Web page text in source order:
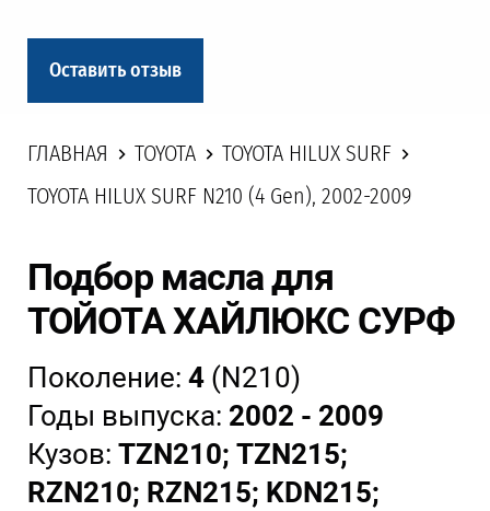
Оставить отзыв
ГЛАВНАЯ TOYOTA
TOYOTA HILUX SURF
TOYOTA HILUX SURF N210 (4 Gen), 2002-2009
Подбор масла для
ТОЙОТА ХАЙЛЮКС СУРФ
Поколение: 4 (N210)
Годы выпуска: 2002 - 2009
Кузов: TZN210; TZN215;
RZN210; RZN215; KDN215;